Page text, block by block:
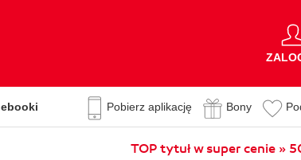
Pobierz aplikację Bony
TOP tytuł w super cenie »